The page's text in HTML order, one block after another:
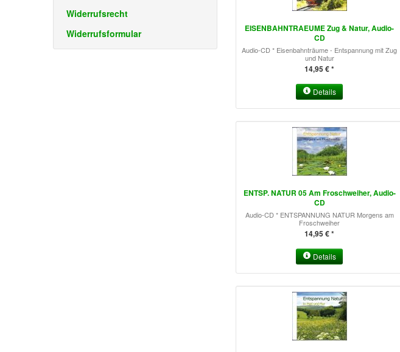
EISENBAHNTRAEUME Zug & Natur, Audio-
CD
Audio-CD * Eisenbahnträume - Entspannung mit Zug
und Natur
14,95 € *
Details
ENTSP. NATUR 05 Am Froschweiher, Audio-
CD
Audio-CD * ENTSPANNUNG NATUR Morgens am
Froschweiher
14,95 € *
Details
Widerrufsrecht
Widerrufsformular